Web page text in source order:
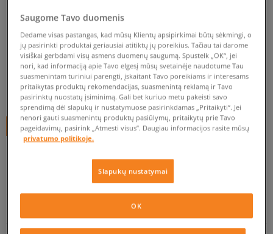
VANS KOJINĖS TAPPED CREW
BERR BELLY M
unisex, kojinės
0.0(0)
14,95€
+ 15 tšk.SizeerClub
PATIKRINK PRIEINAMUMĄ PARDUOTUVĖJE
Saugome Tavo duomenis
Dedame visas pastangas, kad mūsų Klientų apsipirkimai būtų sėkmingi, o
jų pasirinkti produktai geriausiai atitiktų jų poreikius. Tačiau tai darome
visiškai gerbdami visų asmens duomenų saugumą. Spustelk „OK“, jei
nori, kad informaciją apie Tavo elgesį mūsų svetainėje naudotume Tau
suasmenintam turiniui parengti, įskaitant Tavo poreikiams ir interesams
pritaikytas produktų rekomendacijas, suasmenintą reklamą ir Tavo
pasirinktų nuostatų įsiminimą. Gali bet kuriuo metu pakeisti savo
sprendimą dėl slapukų ir nustatymuose pasirinkdamas „Pritaikyti“. Jei
nenori gauti suasmenintų produktų pasiūlymų, pritaikytų prie Tavo
pageidavimų, pasirink „Atmesti visus”. Daugiau informacijos rasite mūsų
privatumo politikoje.
Slapukų nustatymai
OK